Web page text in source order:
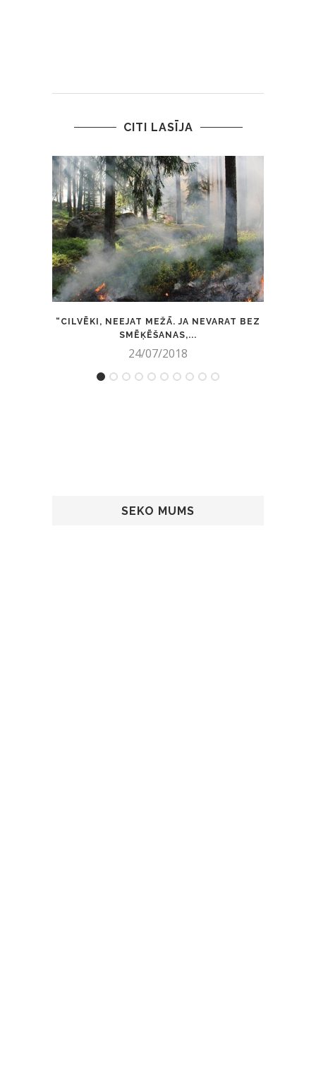
CITI LASĪJA
“CILVĒKI, NEEJAT MEŽĀ. JA NEVARAT BEZ
SMĒĶĒŠANAS,...
24/07/2018
SEKO MUMS